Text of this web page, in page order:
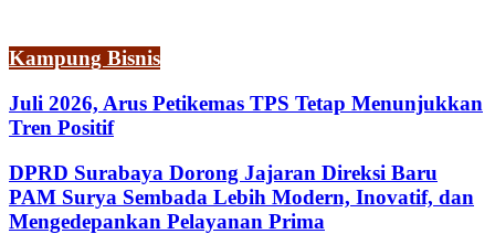
Kampung Bisnis
Juli 2026, Arus Petikemas TPS Tetap Menunjukkan
Tren Positif
DPRD Surabaya Dorong Jajaran Direksi Baru
PAM Surya Sembada Lebih Modern, Inovatif, dan
Mengedepankan Pelayanan Prima